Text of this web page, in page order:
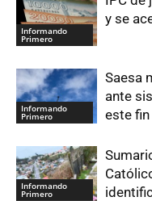
Informando
Primero
y se
Informando
Primero
Saesa
ante
este
Informando
Primero